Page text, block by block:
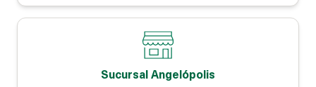
Ver ubicaciones y horarios
Sucursal Angelópolis